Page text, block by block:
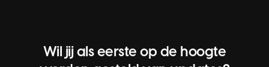
Wil jij als eerste op de hoogte